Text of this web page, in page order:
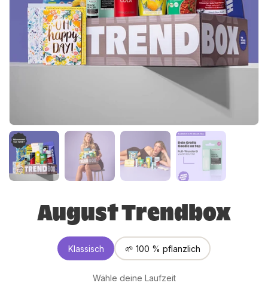
August Trendbox
Klassisch 🌱 100 % pflanzlich
Wähle deine Laufzeit